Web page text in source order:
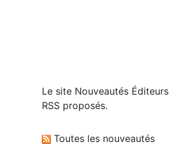
Le site Nouveautés Éditeurs
RSS proposés.
Toutes les nouveautés